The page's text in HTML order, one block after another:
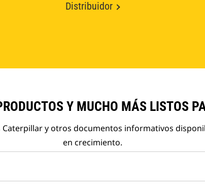
Distribuidor
Y MUCHO MÁS LISTOS
y otros documentos informativos
en crecimiento.